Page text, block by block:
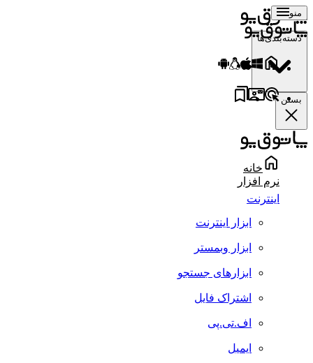
منو
دسته‌بندی‌ها
بستن
خانه
نرم افزار
اینترنت
ابزار اینترنت
ابزار وبمستر
ابزارهای جستجو
اشتراک فایل
اف.تی.پی
ایمیل